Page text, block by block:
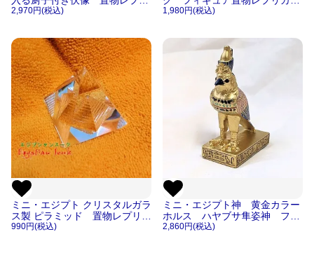
カ像【宅急便のみ】
2,970円(税込)
【宅急便のみ】
1,980円(税込)
ミニ・エジプト クリスタルガラ
ス製 ピラミッド 置物レプリカ
【宅急便のみ】
990円(税込)
ミニ・エジプト神 黄金カラー
ホルス ハヤブサ隼姿神 フィ
ギュア置物レプリカ像【宅急便
2,860円(税込)